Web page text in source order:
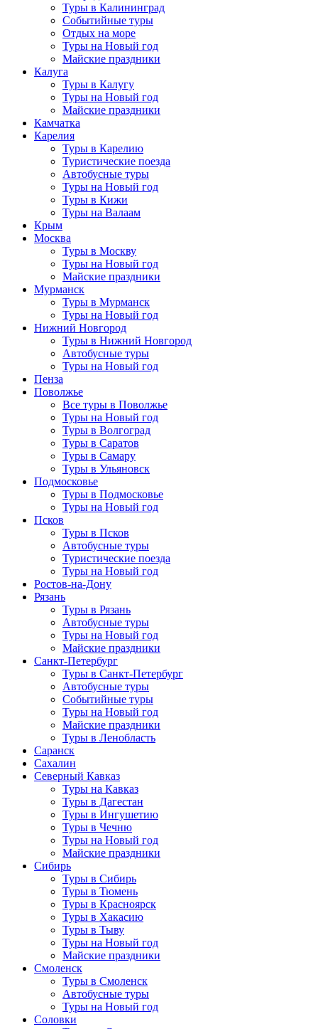
Туры в Калининград
Событийные туры
Отдых на море
Туры на Новый год
Майские праздники
Калуга
Туры в Калугу
Туры на Новый год
Майские праздники
Камчатка
Карелия
Туры в Карелию
Туристические поезда
Автобусные туры
Туры на Новый год
Туры в Кижи
Туры на Валаам
Крым
Москва
Туры в Москву
Туры на Новый год
Майские праздники
Мурманск
Туры в Мурманск
Туры на Новый год
Нижний Новгород
Туры в Нижний Новгород
Автобусные туры
Туры на Новый год
Пенза
Поволжье
Все туры в Поволжье
Туры на Новый год
Туры в Волгоград
Туры в Саратов
Туры в Самару
Туры в Ульяновск
Подмосковье
Туры в Подмосковье
Туры на Новый год
Псков
Туры в Псков
Автобусные туры
Туристические поезда
Туры на Новый год
Ростов-на-Дону
Рязань
Туры в Рязань
Автобусные туры
Туры на Новый год
Майские праздники
Санкт-Петербург
Туры в Санкт-Петербург
Автобусные туры
Событийные туры
Туры на Новый год
Майские праздники
Туры в Ленобласть
Саранск
Сахалин
Северный Кавказ
Туры на Кавказ
Туры в Дагестан
Туры в Ингушетию
Туры в Чечню
Туры на Новый год
Майские праздники
Сибирь
Туры в Сибирь
Туры в Тюмень
Туры в Красноярск
Туры в Хакасию
Туры в Тыву
Туры на Новый год
Майские праздники
Смоленск
Туры в Смоленск
Автобусные туры
Туры на Новый год
Соловки